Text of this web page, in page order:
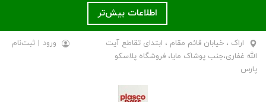
اطلاعات بیش‌تر
اراک ، خیابان قائم مقام ، ابتدای تقاطع آیت
الله غفاری،جنب پوشاک مایا، فروشگاه پلاسکو
پارس
ورود | ثبت‌نام